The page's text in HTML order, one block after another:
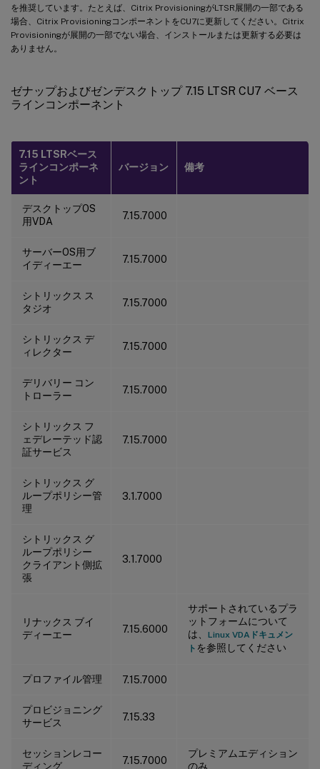
を推奨しています。たとえば、Citrix ProvisioningがLTSR展開の一部である
場合、Citrix ProvisioningコンポーネントをCU7に更新してください。Citrix
Provisioningが展開の一部でない場合、インストールまたは更新する必要は
ありません。
ゼナップおよびゼンデスクトップ 7.15 LTSR CU7 ベース
ラインコンポーネント
7.15 LTSRベース
ラインコンポーネ
ント
バージョン 備考
デスクトップOS
用VDA
7.15.7000
サーバーOS用ブ
イディーエー
7.15.7000
シトリックス ス
タジオ
7.15.7000
シトリックス デ
ィレクター
7.15.7000
デリバリー コン
トローラー
7.15.7000
シトリックス フ
ェデレーテッド認
証サービス
7.15.7000
シトリックス グ
ループポリシー管
理
3.1.7000
シトリックス グ
ループポリシー
クライアント側拡
張
3.1.7000
リナックス ブイ
ディーエー
7.15.6000
サポートされているプラ
ットフォームについて
は、 Linux VDAドキュメン
ト を参照してください
プロファイル管理 7.15.7000
プロビジョニング
サービス
7.15.33
セッションレコー
ディング
7.15.7000
プレミアムエディション
のみ